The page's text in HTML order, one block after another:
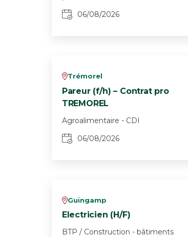
06/08/2026
vTrémorel
Pareur (f/h) – Contrat pro
TREMOREL
Agroalimentaire - CDI
06/08/2026
vGuingamp
Electricien (H/F)
BTP / Construction - bâtiments